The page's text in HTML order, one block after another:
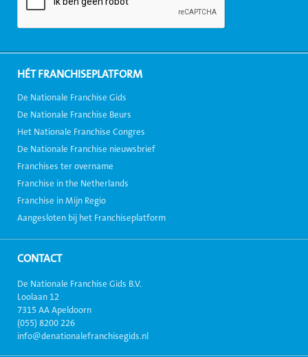
HÉT FRANCHISEPLATFORM
De Nationale Franchise Gids
De Nationale Franchise Beurs
Het Nationale Franchise Congres
De Nationale Franchise nieuwsbrief
Franchises ter overname
Franchise in the Netherlands
Franchise in Mijn Regio
Aangesloten bij het Franchiseplatform
CONTACT
De Nationale Franchise Gids B.V.
Loolaan 12
7315 AA Apeldoorn
(055) 8200 226
info@denationalefranchisegids.nl